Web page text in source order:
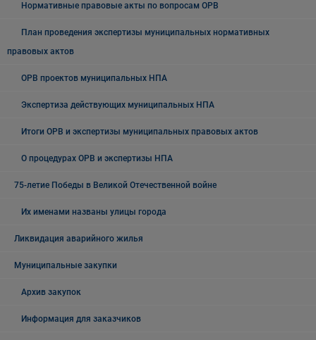
Нормативные правовые акты по вопросам ОРВ
План проведения экспертизы муниципальных нормативных
правовых актов
ОРВ проектов муниципальных НПА
Экспертиза действующих муниципальных НПА
Итоги ОРВ и экспертизы муниципальных правовых актов
О процедурах ОРВ и экспертизы НПА
75-летие Победы в Великой Отечественной войне
Их именами названы улицы города
Ликвидация аварийного жилья
Муниципальные закупки
Архив закупок
Информация для заказчиков